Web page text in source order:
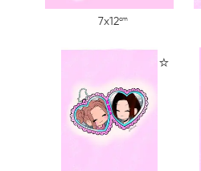
7x12cm
⭐